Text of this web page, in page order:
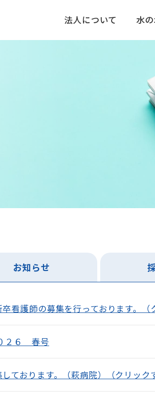
法人について 水
お知らせ
看護師の募集を行っております。（
２６ 春号
ております。（萩病院）（クリック